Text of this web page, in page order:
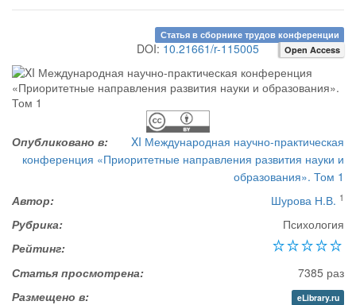
Статья в сборнике трудов конференции
DOI: 10.21661/r-115005 Open Access
Опубликовано в:
XI Международная научно-практическая
конференция «Приоритетные направления развития науки и
образования». Том 1
Автор:
Шурова Н.В. 1
Рубрика:
Психология
Рейтинг:
Статья просмотрена:
7385 раз
Размещено в:
eLibrary.ru